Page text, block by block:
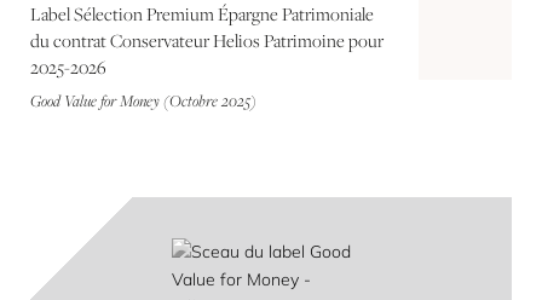
Label Sélection Premium Épargne Patrimoniale
du contrat Conservateur Helios Patrimoine pour
2025-2026
Good Value for Money (Octobre 2025)